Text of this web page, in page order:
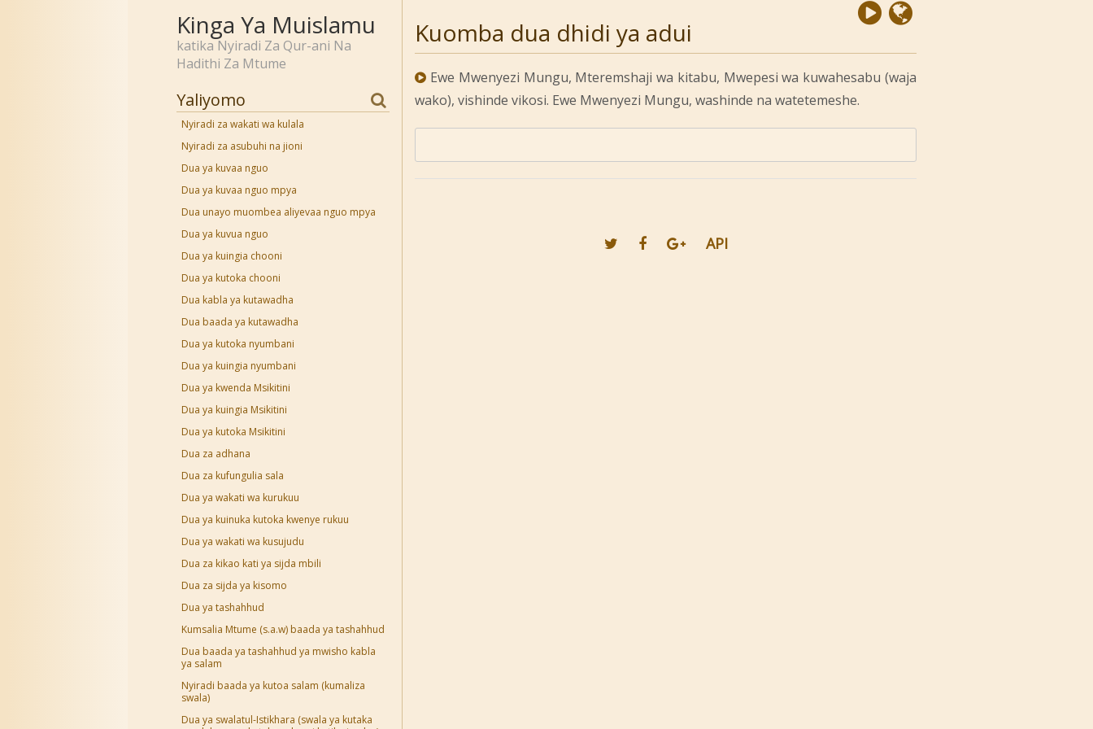
Kinga Ya Muislamu
katika Nyiradi Za Qur-ani Na
Hadithi Za Mtume
Yaliyomo
Nyiradi za wakati wa kulala
Nyiradi za asubuhi na jioni
Dua ya kuvaa nguo
Dua ya kuvaa nguo mpya
Dua unayo muombea aliyevaa nguo mpya
Dua ya kuvua nguo
Dua ya kuingia chooni
Dua ya kutoka chooni
Dua kabla ya kutawadha
Dua baada ya kutawadha
Dua ya kutoka nyumbani
Dua ya kuingia nyumbani
Dua ya kwenda Msikitini
Dua ya kuingia Msikitini
Dua ya kutoka Msikitini
Dua za adhana
Dua za kufungulia sala
Dua ya wakati wa kurukuu
Dua ya kuinuka kutoka kwenye rukuu
Dua ya wakati wa kusujudu
Dua za kikao kati ya sijda mbili
Dua za sijda ya kisomo
Dua ya tashahhud
Kumsalia Mtume (s.a.w) baada ya tashahhud
Dua baada ya tashahhud ya mwisho kabla
ya salam
Nyiradi baada ya kutoa salam (kumaliza
swala)
Dua ya swalatul-Istikhara (swala ya kutaka
Kuomba dua dhidi ya adui
Ewe Mwenyezi Mungu, Mteremshaji wa kitabu, Mwepesi wa kuwahesabu (waja
wako), vishinde vikosi. Ewe Mwenyezi Mungu, washinde na watetemeshe.
API